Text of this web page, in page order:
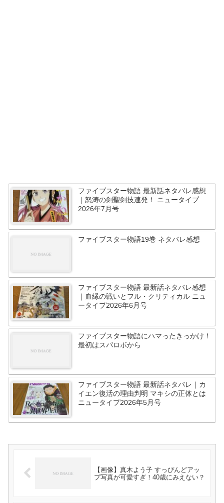
ファイブスター物語 最新話ネタバレ感想
｜怒涛の剣聖剣技連発！ ニュータイプ
2026年7月号
ファイブスター物語19巻 ネタバレ感想
ファイブスター物語 最新話ネタバレ感想
｜血縁の戦いとフル・クリティカル ニュ
ータイプ2026年6月号
ファイブスター物語にハマったきっかけ！
最初はスパロボから
ファイブスター物語 最新話ネタバレ｜カ
イエン復活の理由判明 マキシの正体とは
ニュータイプ2026年5月号
【画像】真木よう子 すっぴんどアッ
プ写真が可愛すぎ！40歳にみえない？